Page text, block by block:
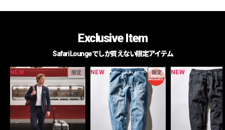
Exclusive Item
Safari Loungeでしか買えない限定アイテム
NEW 限定 NEW 限定 NEW